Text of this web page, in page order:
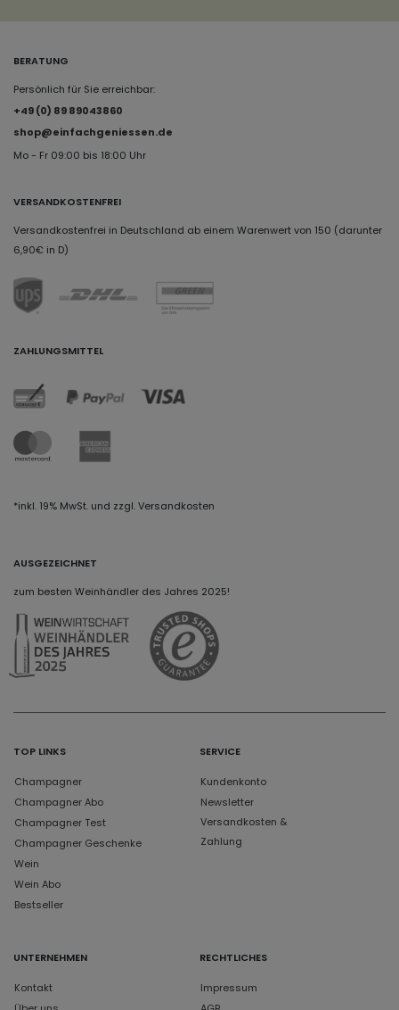
BERATUNG
Persönlich für Sie erreichbar:
+49 (0) 89 89043860
shop@einfachgeniessen.de
Mo - Fr 09:00 bis 18:00 Uhr
VERSANDKOSTENFREI
Versandkostenfrei in Deutschland ab einem Warenwert von 150 (darunter
6,90€ in D)
ZAHLUNGSMITTEL
*inkl. 19% MwSt. und zzgl. Versandkosten
AUSGEZEICHNET
zum besten Weinhändler des Jahres 2025!
TOP LINKS
Champagner
Champagner Abo
Champagner Test
Champagner Geschenke
Wein
Wein Abo
Bestseller
SERVICE
Kundenkonto
Newsletter
Versandkosten &
Zahlung
UNTERNEHMEN
Kontakt
RECHTLICHES
Impressum